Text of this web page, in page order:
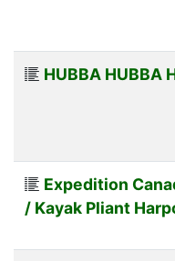
HUBBA HUBBA
Expedition
/ Kayak Pliant